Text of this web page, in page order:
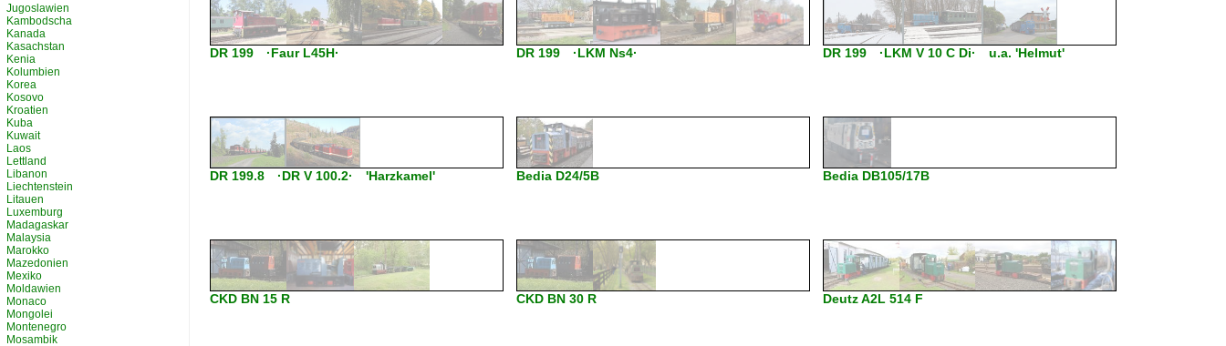
DR 199 ·Faur L45H· DR 199 ·LKM Ns4· DR 199 ·LKM V 10 C Di· u.a. 'Helmut'
DR 199.8 ·DR V 100.2· 'Harzkamel' Bedia D24/5B Bedia DB105/17B
CKD BN 15 R CKD BN 30 R Deutz A2L 514 F
Jugoslawien
Kambodscha
Kanada
Kasachstan
Kenia
Kolumbien
Korea
Kosovo
Kroatien
Kuba
Kuwait
Laos
Lettland
Libanon
Liechtenstein
Litauen
Luxemburg
Madagaskar
Malaysia
Marokko
Mazedonien
Mexiko
Moldawien
Monaco
Mongolei
Montenegro
Mosambik